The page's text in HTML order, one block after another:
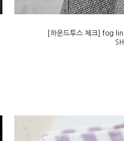
[하운드투스 체크] fog